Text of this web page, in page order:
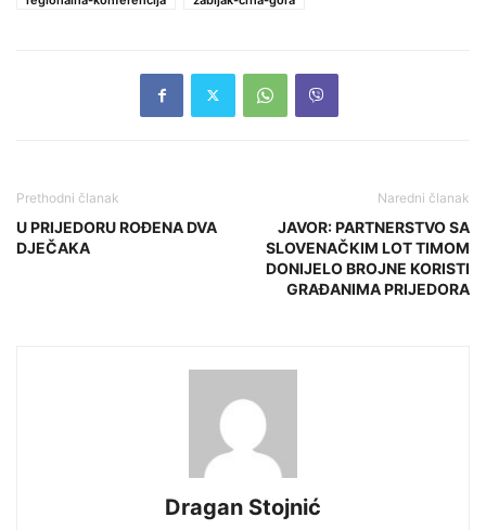
Prethodni članak
U PRIJEDORU ROĐENA DVA
DJEČAKA
Naredni članak
JAVOR: PARTNERSTVO SA
SLOVENAČKIM LOT TIMOM
DONIJELO BROJNE KORISTI
GRAĐANIMA PRIJEDORA
Dragan Stojnić